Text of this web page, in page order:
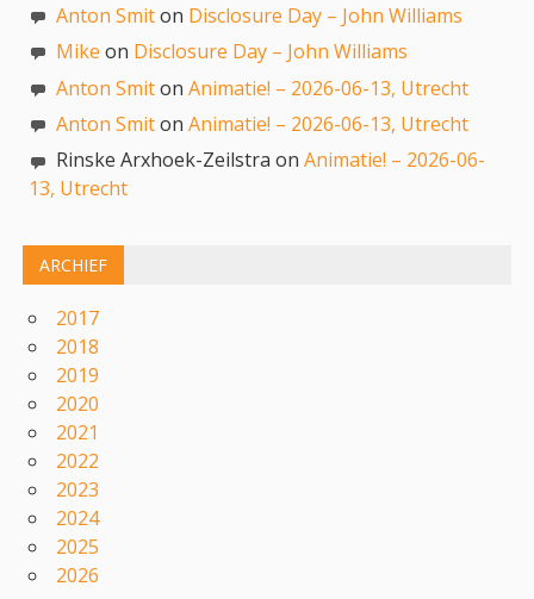
Anton Smiton Disclosure Day – John Williams
Mike on Disclosure Day – John Williams
Anton SmitonAnimatie! – 2026-06-13, Utrecht
Anton SmitonAnimatie! – 2026-06-13, Utrecht
Rinske Arxhoek-Zeilstra onAnimatie! – 2026-06-
13, Utrecht
ARCHIEF
2017
2018
2019
2020
2021
2022
2023
2024
2025
2026